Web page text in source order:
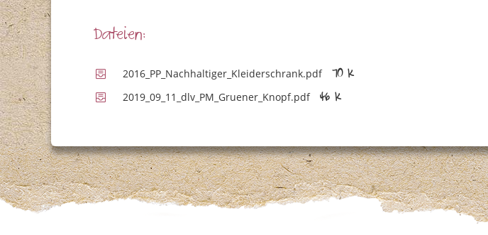
Dateien:
2016_PP_Nachhaltiger_Kleiderschrank.pdf 70 K
2019_09_11_dlv_PM_Gruener_Knopf.pdf 46 K